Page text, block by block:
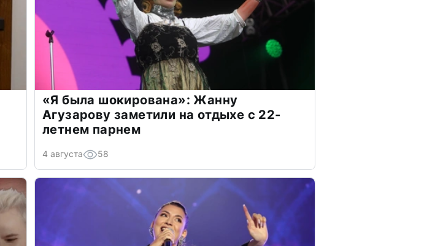
«Я была шокирована»: Жанну
Агузарову заметили на отдыхе с 22-
летнем парнем
4 августа 58